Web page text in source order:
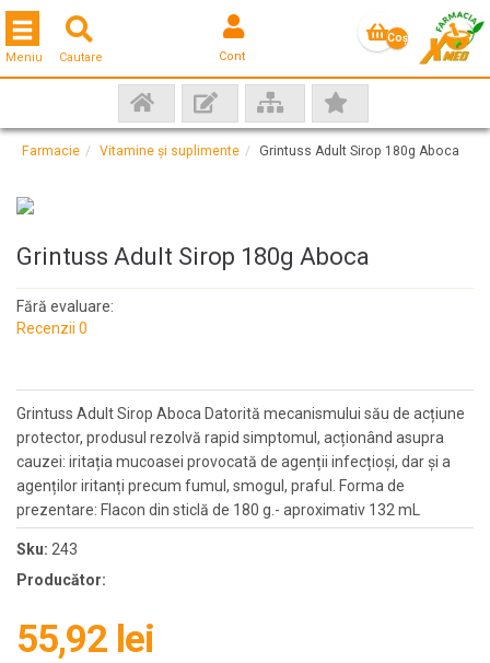
Cautare Cont
Coş
Toggle navigation
Meniu
Farmacie Vitamine și suplimente Grintuss Adult Sirop 180g Aboca
Grintuss Adult Sirop 180g Aboca
Fără evaluare:
Recenzii 0
Grintuss Adult Sirop Aboca Datorită mecanismului său de acțiune
protector, produsul rezolvă rapid simptomul, acționând asupra
cauzei: iritația mucoasei provocată de agenții infecțioși, dar și a
agenților iritanți precum fumul, smogul, praful. Forma de
prezentare: Flacon din sticlă de 180 g.- aproximativ 132 mL
Sku: 243
Producător:
55,92 lei